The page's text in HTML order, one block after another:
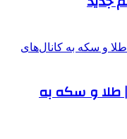
| طلا و سکه به